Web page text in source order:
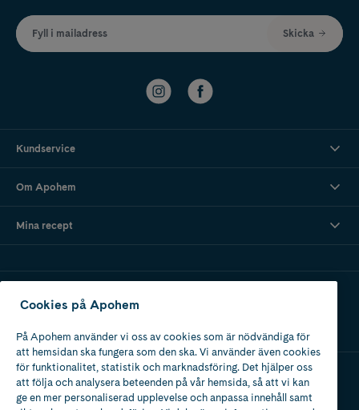
Fyll i mailadress Skicka
Kundservice
Om Apohem
Mina recept
Apotek med tillstånd
av Läkemedelsverket
Cookies på Apohem
På Apohem använder vi oss av cookies som är nödvändiga för
att hemsidan ska fungera som den ska. Vi använder även cookies
för funktionalitet, statistik och marknadsföring. Det hjälper oss
att följa och analysera beteenden på vår hemsida, så att vi kan
ge en mer personaliserad upplevelse och anpassa innehåll samt